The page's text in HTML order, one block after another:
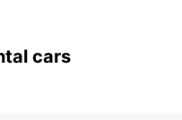
cars